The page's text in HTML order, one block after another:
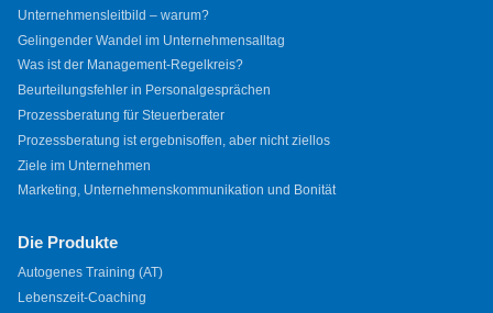
Unternehmensleitbild – warum?
Gelingender Wandel im Unternehmensalltag
Was ist der Management-Regelkreis?
Beurteilungsfehler in Personalgesprächen
Prozessberatung für Steuerberater
Prozessberatung ist ergebnisoffen, aber nicht ziellos
Ziele im Unternehmen
Marketing, Unternehmenskommunikation und Bonität
Die Produkte
Autogenes Training (AT)
Lebenszeit-Coaching